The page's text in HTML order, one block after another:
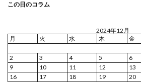
この日のコラム
2024年12月
月
火 水 木 金
2
3 4 5 6
9
10 11 12 13
16
17 18 19 20